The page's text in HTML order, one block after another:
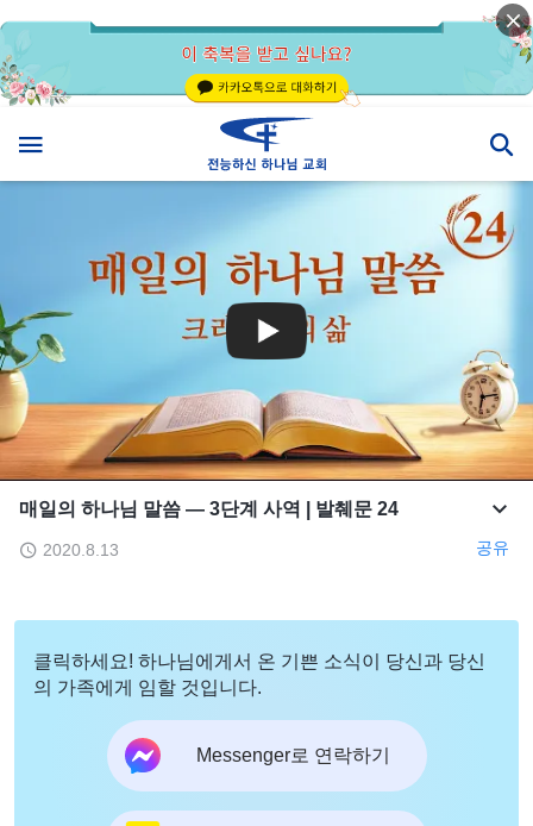
매일의 하나님 말씀 ― 3단계 사역 | 발췌문 24
2020.8.13 공유
클릭하세요! 하나님에게서 온 기쁜 소식이 당신과 당신
의 가족에게 임할 것입니다.
Messenger로 연락하기